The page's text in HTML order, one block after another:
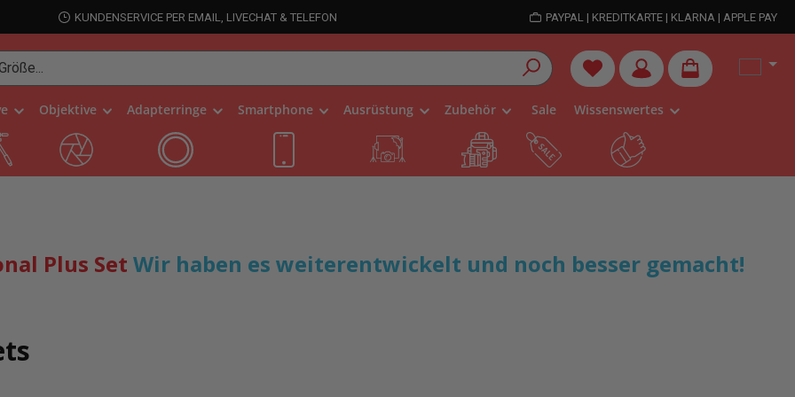
KUNDENSERVICE PER EMAIL, LIVECHAT & TELEFON PAYPAL | KREDITKARTE | KLARNA | APPLE PAY
Du hast 0 Produkte auf dem
Objektive Adapterringe Smartphone Ausrüstung Zubehör Sale Wissenswertes
Plus Set Wir haben es weiterentwickelt und noch besser gemacht!